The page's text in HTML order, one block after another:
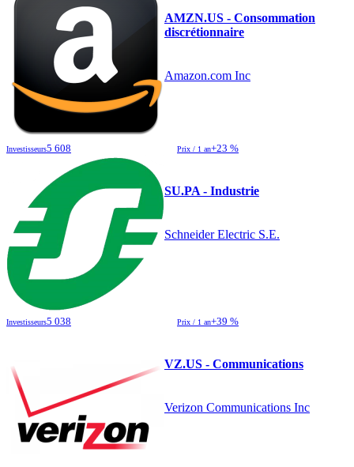
AMZN.US - Consommation
discrétionnaire
Amazon.com Inc
Investisseurs5 608 Prix / 1 an+23 %
SU.PA - Industrie
Schneider Electric S.E.
Investisseurs5 038 Prix / 1 an+39 %
VZ.US - Communications
Verizon Communications Inc